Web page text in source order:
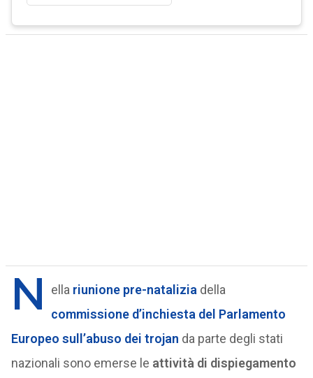
N ella riunione pre-natalizia della
commissione d’inchiesta del Parlamento
Europeo sull’abuso dei trojan da parte degli stati
nazionali sono emerse le attività di dispiegamento